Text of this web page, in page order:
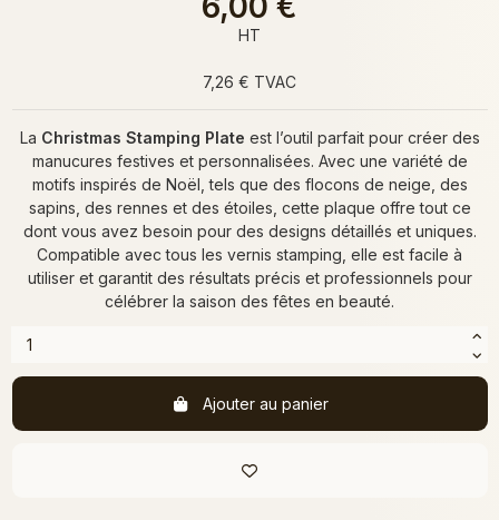
HT
7,26 € TVAC
La Christmas Stamping Plate est l’outil parfait pour créer des
manucures festives et personnalisées. Avec une variété de
motifs inspirés de Noël, tels que des flocons de neige, des
sapins, des rennes et des étoiles, cette plaque offre tout ce
dont vous avez besoin pour des designs détaillés et uniques.
Compatible avec tous les vernis stamping, elle est facile à
utiliser et garantit des résultats précis et professionnels pour
célébrer la saison des fêtes en beauté.
Ajouter au panier